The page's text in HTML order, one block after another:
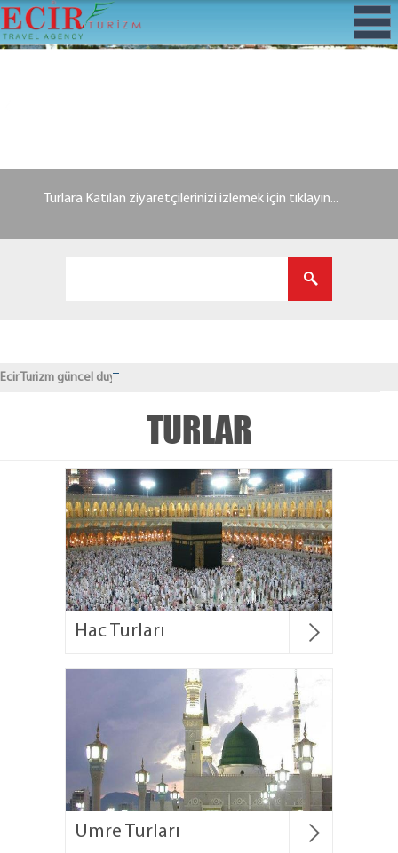
Turlara Katılan ziyaretçilerinizi izlemek için tıklayın...
Ecir Turizm güncel duyurularını bu alandan takip edebilirsiniz.
TURLAR
Hac Turları
Umre Turları